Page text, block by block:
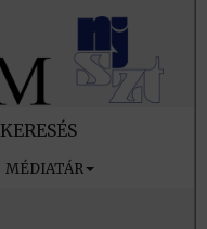
KERESÉS
MÉDIATÁR